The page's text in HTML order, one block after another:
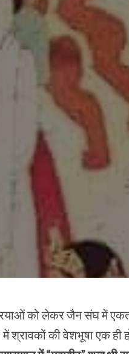
को लेकर जैन संघ में
श्रावकों की वेशभूषा एक ही